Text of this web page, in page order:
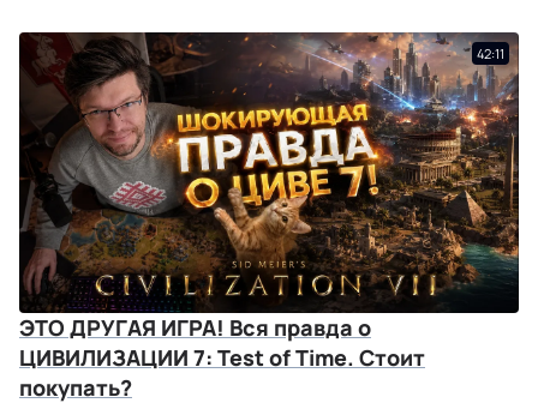
42:11
ЭТО ДРУГАЯ ИГРА! Вся правда о
ЦИВИЛИЗАЦИИ 7: Test of Time. Стоит
покупать?